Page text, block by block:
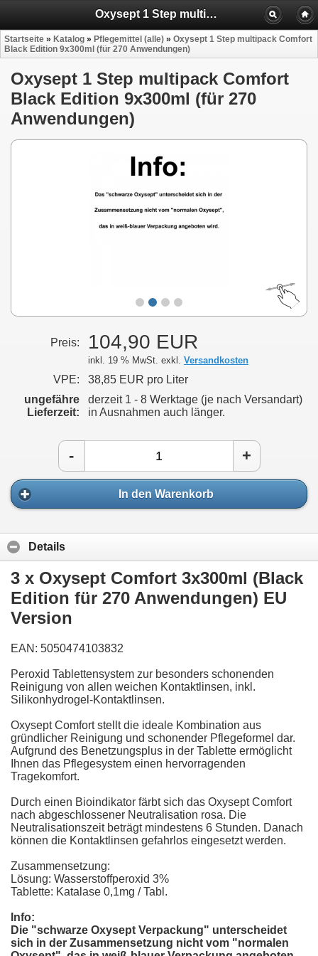
Oxysept 1 Step multipack Comfort Black Edition 9x300ml (für 270 Anwendungen)
Startseite » Katalog » Pflegemittel (alle) » Oxysept 1 Step multipack Comfort
Black Edition 9x300ml (für 270 Anwendungen)
Oxysept 1 Step multipack Comfort
Black Edition 9x300ml (für 270
Anwendungen)
Preis: 104,90 EUR
inkl. 19 % MwSt. exkl. Versandkosten
VPE:
38,85 EUR pro Liter
ungefähre
Lieferzeit:
derzeit 1 - 8 Werktage (je nach Versandart)
in Ausnahmen auch länger.
- +
In den Warenkorb
Details
3 x Oxysept Comfort 3x300ml (Black
Edition für 270 Anwendungen) EU
Version
EAN: 5050474103832
Peroxid Tablettensystem zur besonders schonenden
Reinigung von allen weichen Kontaktlinsen, inkl.
Silikonhydrogel-Kontaktlinsen.
Oxysept Comfort stellt die ideale Kombination aus
gründlicher Reinigung und schonender Pflegeformel dar.
Aufgrund des Benetzungsplus in der Tablette ermöglicht
Ihnen das Pflegesystem einen hervorragenden
Tragekomfort.
Durch einen Bioindikator färbt sich das Oxysept Comfort
nach abgeschlossener Neutralisation rosa. Die
Neutralisationszeit beträgt mindestens 6 Stunden. Danach
können die Kontaktlinsen gefahrlos eingesetzt werden.
Zusammensetzung:
Lösung: Wasserstoffperoxid 3%
Tablette: Katalase 0,1mg / Tabl.
Info:
Die "schwarze Oxysept Verpackung" unterscheidet
sich in der Zusammensetzung nicht vom "normalen